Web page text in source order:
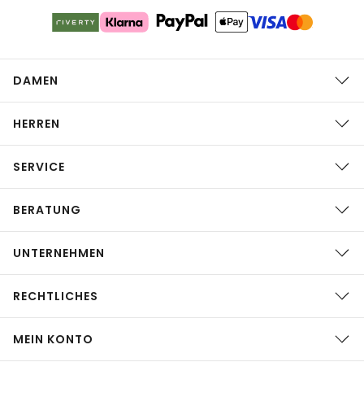
DAMEN
HERREN
SERVICE
BERATUNG
UNTERNEHMEN
RECHTLICHES
MEIN KONTO